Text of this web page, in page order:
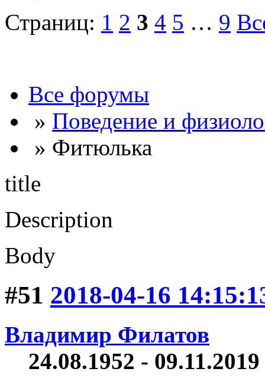
Страниц: 1 2 3 4 5 … 9
Все форумы
» Поведение и
» Фитюлька
title
Description
Body
#51 2018-04-16
Владимир Филатов
24.08.1952 -